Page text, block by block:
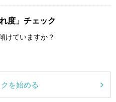
度」チェック
けていますか？
を始める